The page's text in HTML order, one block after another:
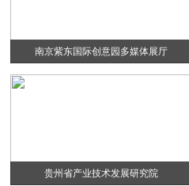
南京紫东国际创意园多媒体展厅
贵州省产业技术发展研究院